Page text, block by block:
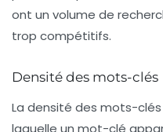
ont un volume de
trop compétitifs.
Densité des mots-clés
La densité des mots-clés
laquelle un mot-clé